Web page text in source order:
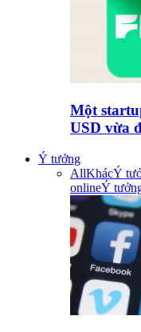
Một
USD vừa
Ý tưởng
AllKhácÝ
onlineÝ